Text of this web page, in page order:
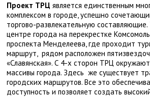
Проект ТРЦ является единственным
комплексом в городе, успешно
торгово-развлекательную
центре города на перекрестке
проспекта Менделеева, где проходит
маршрут, рядом расположен
«Славянская». С 4-х сторон ТРЦ
массивы города. Здесь же существует
городских маршрутов. Все это
доступность и позволяет создать